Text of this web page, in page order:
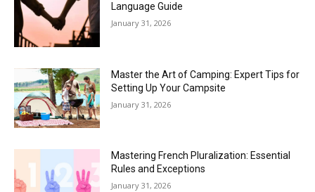
Language Guide
January 31, 2026
Master the Art of Camping: Expert Tips for
Setting Up Your Campsite
January 31, 2026
Mastering French Pluralization: Essential
Rules and Exceptions
January 31, 2026